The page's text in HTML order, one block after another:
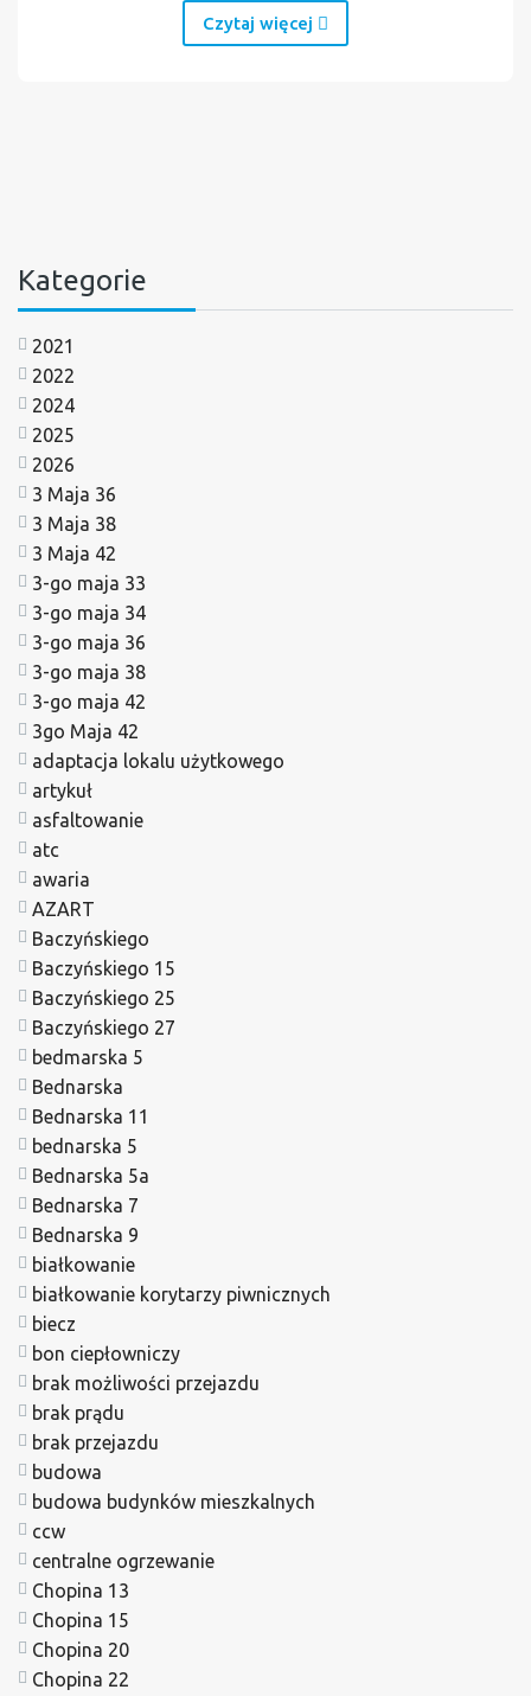
Czytaj więcej
Kategorie
2021
2022
2024
2025
2026
3 Maja 36
3 Maja 38
3 Maja 42
3-go maja 33
3-go maja 34
3-go maja 36
3-go maja 38
3-go maja 42
3go Maja 42
adaptacja lokalu użytkowego
artykuł
asfaltowanie
atc
awaria
AZART
Baczyńskiego
Baczyńskiego 15
Baczyńskiego 25
Baczyńskiego 27
bedmarska 5
Bednarska
Bednarska 11
bednarska 5
Bednarska 5a
Bednarska 7
Bednarska 9
białkowanie
białkowanie korytarzy piwnicznych
biecz
bon ciepłowniczy
brak możliwości przejazdu
brak prądu
brak przejazdu
budowa
budowa budynków mieszkalnych
ccw
centralne ogrzewanie
Chopina 13
Chopina 15
Chopina 20
Chopina 22